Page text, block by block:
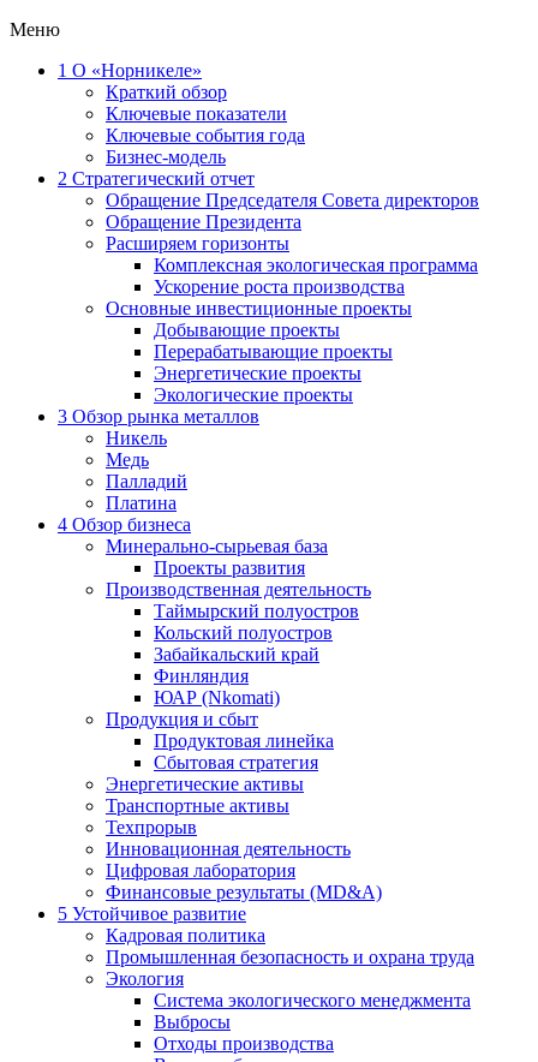
Меню
1 О «Норникеле»
Краткий обзор
Ключевые показатели
Ключевые события года
Бизнес-модель
2 Стратегический отчет
Обращение Председателя Совета директоров
Обращение Президента
Расширяем горизонты
Комплексная экологическая программа
Ускорение роста производства
Основные инвестиционные проекты
Добывающие проекты
Перерабатывающие проекты
Энергетические проекты
Экологические проекты
3 Обзор рынка металлов
Никель
Медь
Палладий
Платина
4 Обзор бизнеса
Минерально-сырьевая база
Проекты развития
Производственная деятельность
Таймырский полуостров
Кольский полуостров
Забайкальский край
Финляндия
ЮАР (Nkomati)
Продукция и сбыт
Продуктовая линейка
Сбытовая стратегия
Энергетические активы
Транспортные активы
Техпрорыв
Инновационная деятельность
Цифровая лаборатория
Финансовые результаты (MD&A)
5 Устойчивое развитие
Кадровая политика
Промышленная безопасность и охрана труда
Экология
Система экологического менеджмента
Выбросы
Отходы производства